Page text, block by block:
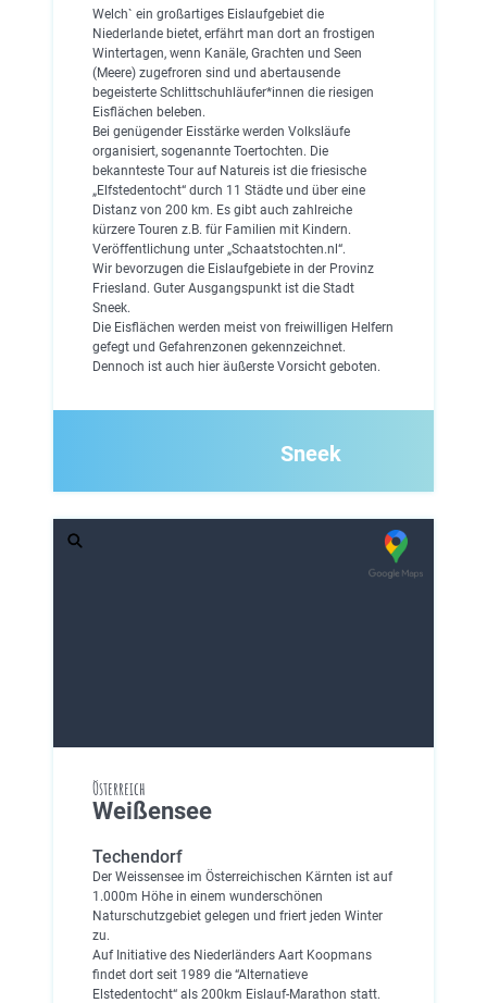
Welch` ein großartiges Eislaufgebiet die
Niederlande bietet, erfährt man dort an frostigen
Wintertagen, wenn Kanäle, Grachten und Seen
(Meere) zugefroren sind und abertausende
begeisterte Schlittschuhläufer*innen die riesigen
Eisflächen beleben.
Bei genügender Eisstärke werden Volksläufe
organisiert, sogenannte Toertochten. Die
bekannteste Tour auf Natureis ist die friesische
„Elfstedentocht“ durch 11 Städte und über eine
Distanz von 200 km. Es gibt auch zahlreiche
kürzere Touren z.B. für Familien mit Kindern.
Veröffentlichung unter „Schaatstochten.nl“.
Wir bevorzugen die Eislaufgebiete in der Provinz
Friesland. Guter Ausgangspunkt ist die Stadt
Sneek.
Die Eisflächen werden meist von freiwilligen Helfern
gefegt und Gefahrenzonen gekennzeichnet.
Dennoch ist auch hier äußerste Vorsicht geboten.
Sneek
Österreich
Weißensee
Techendorf
Der Weissensee im Österreichischen Kärnten ist auf
1.000m Höhe in einem wunderschönen
Naturschutzgebiet gelegen und friert jeden Winter
zu.
Auf Initiative des Niederländers Aart Koopmans
findet dort seit 1989 die “Alternatieve
Elstedentocht“ als 200km Eislauf-Marathon statt.